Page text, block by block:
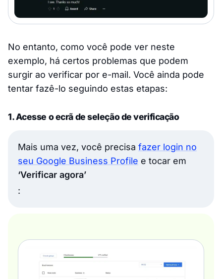
No entanto, como você pode ver neste
exemplo, há certos problemas que podem
surgir ao verificar por e-mail. Você ainda pode
tentar fazê-lo seguindo estas etapas:
1. Acesse o ecrã de seleção de verificação
Mais uma vez, você precisa fazer login no
seu Google Business Profile e tocar em
‘Verificar agora’
: